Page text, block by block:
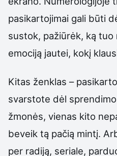
pasikartojimai gali būti
sustok, pažiūrėk, ką tuo
emociją jautei, kokį
Kitas ženklas –
svarstote dėl
žmonės, vienas kito
beveik tą pačią mintį.
per radiją, seriale,